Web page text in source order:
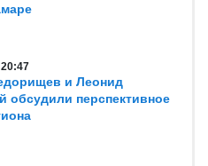
20:47
и Леонид
обсудили перспективное